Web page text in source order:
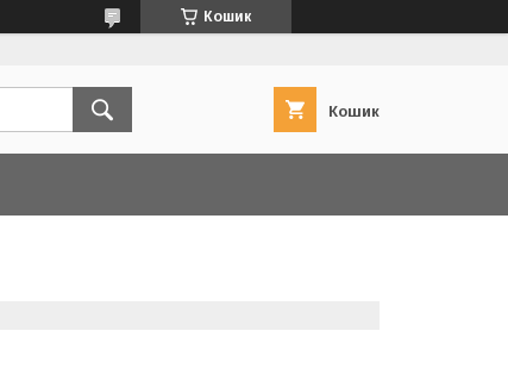
Кошик
Кошик